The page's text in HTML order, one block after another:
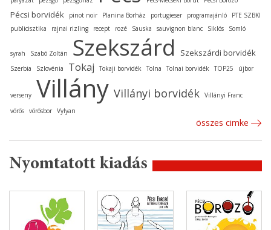
Pécsi borvidék pinot noir Planina Borház portugieser programajánló
PTE SZBKI
publicisztika
rajnai rizling recept rozé Sauska sauvignon blanc Siklós Somló
syrah Szabó Zoltán Szekszárd Szekszárdi borvidék
Szerbia Szlovénia Tokaj Tokaji borvidék Tolna Tolnai borvidék TOP25 újbor
verseny Villány Villányi borvidék Villányi Franc
vörös vörösbor Vylyan
összes cimke
Nyomtatott kiadás